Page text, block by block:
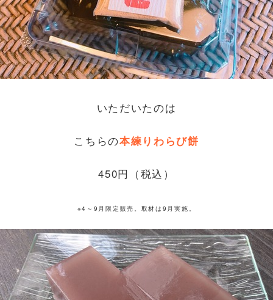
いただいたのは
こちらの本練りわらび餅
450円（税込）
※4～9月限定販売。取材は9月実施。